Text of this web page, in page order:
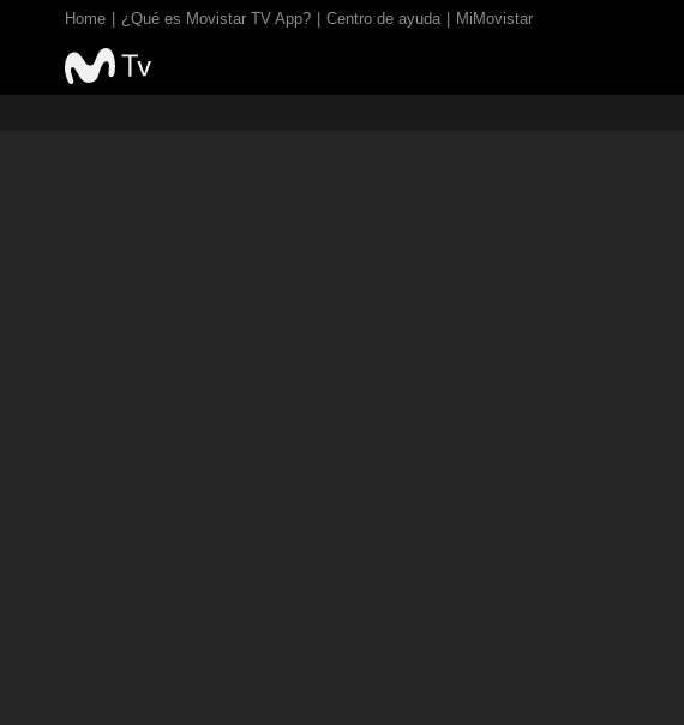
Home ¿Qué es Movistar TV App? Centro de ayuda MiMovistar